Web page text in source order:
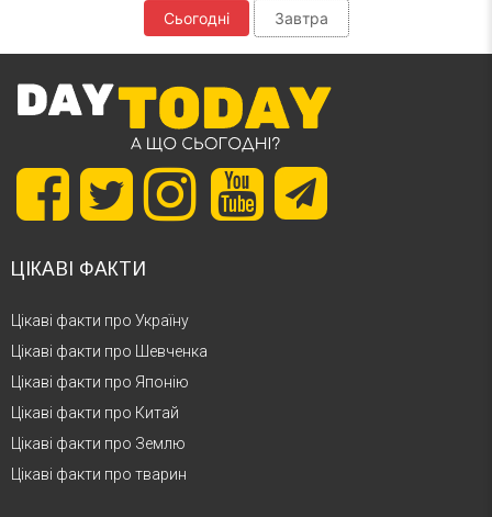
Сьогодні Завтра
ЦІКАВІ ФАКТИ
Цікаві факти про Україну
Цікаві факти про Шевченка
Цікаві факти про Японію
Цікаві факти про Китай
Цікаві факти про Землю
Цікаві факти про тварин